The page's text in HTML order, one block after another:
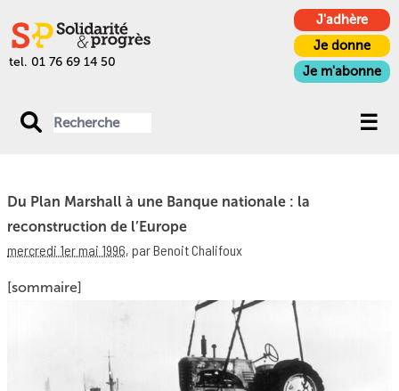
tel. 01 76 69 14 50
J'adhère
Je donne
Je m'abonne
Du Plan Marshall à une Banque nationale : la
reconstruction de l’Europe
mercredi 1er mai 1996, par Benoit Chalifoux
[sommaire]